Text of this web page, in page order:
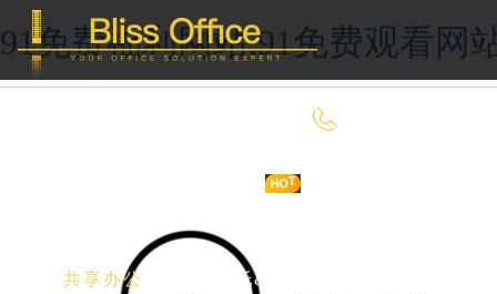
91免费福利网站,91免费观看网
共享办公 委托&投放